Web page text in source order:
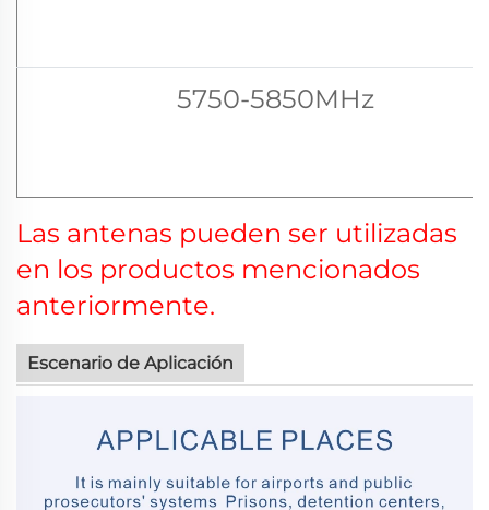
5750-5850MHz
Las antenas pueden ser utilizadas
en los productos mencionados
anteriormente.
Escenario de Aplicación